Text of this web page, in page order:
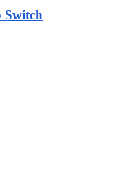
Switch